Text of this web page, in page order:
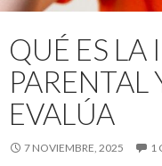
QUÉ ES
PARENTAL
EVALÚA
7 NOVIEMBRE, 2025 1